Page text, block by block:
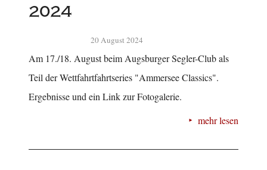
2024
20 August 2024
Am 17./18. August beim Augsburger Segler-Club als
Teil der Wettfahrtfahrtseries "Ammersee Classics".
Ergebnisse und ein Link zur Fotogalerie.
mehr lesen